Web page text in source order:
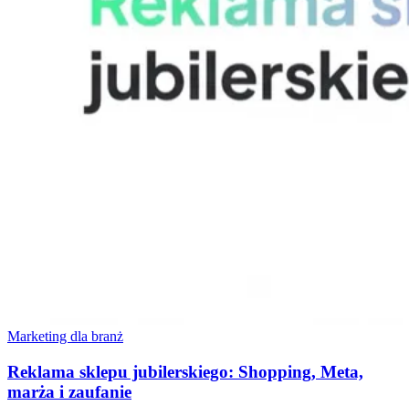
Marketing dla branż
Reklama sklepu jubilerskiego: Shopping, Meta,
marża i zaufanie